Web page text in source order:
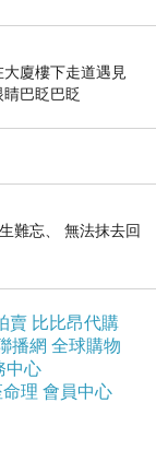
-->就在所使
的八倍
減少面部皺
第一位國
廈樓下走道遇見
巴眨巴眨
難忘、 無法抹去回
賣 比比昂代購
播網 全球購物
中心
理 會員中心